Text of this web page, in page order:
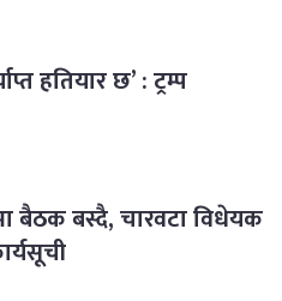
हतियार छ’ : ट्रम्प
बैठक बस्दै, चारवटा विधेयक